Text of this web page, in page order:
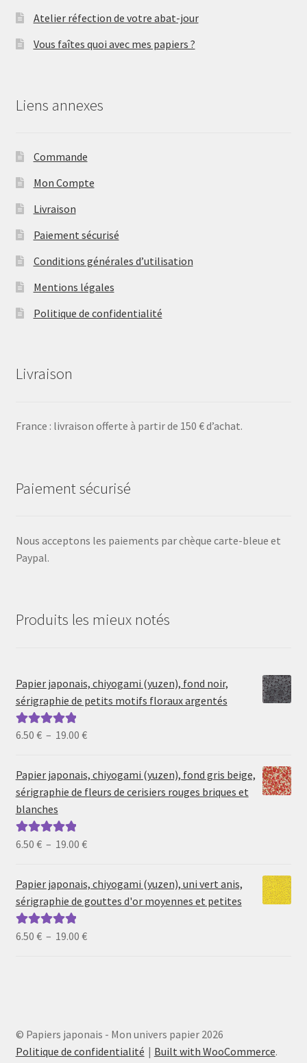
Atelier réfection de votre abat-jour
Vous faîtes quoi avec mes papiers ?
Liens annexes
Commande
Mon Compte
Livraison
Paiement sécurisé
Conditions générales d’utilisation
Mentions légales
Politique de confidentialité
Livraison
France : livraison offerte à partir de 150 € d’achat.
Paiement sécurisé
Nous acceptons les paiements par chèque carte-bleue et
Paypal.
Produits les mieux notés
Papier japonais, chiyogami (yuzen), fond noir,
sérigraphie de petits motifs floraux argentés
Note5.00sur
6.50 € – 19.00 €Plage
prix :
6.50 €
Papier japonais, chiyogami (yuzen), fond gris beige,
sérigraphie de fleurs de cerisiers rouges briques et
blanches
Note5.00sur
6.50 € – 19.00 €Plage
prix :
6.50 €
19.00 €
Papier japonais, chiyogami (yuzen), uni vert anis,
sérigraphie de gouttes d'or moyennes et petites
Note5.00sur
6.50 € – 19.00 €Plage
© Papiers japonais - Mon univers papier 2026
Politique de confidentialité
Built with WooCommerce.